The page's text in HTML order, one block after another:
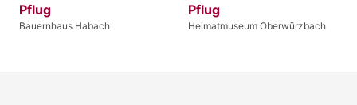
Pflug
Bauernhaus Habach
Pflug
Heimatmuseum Oberwürzbach